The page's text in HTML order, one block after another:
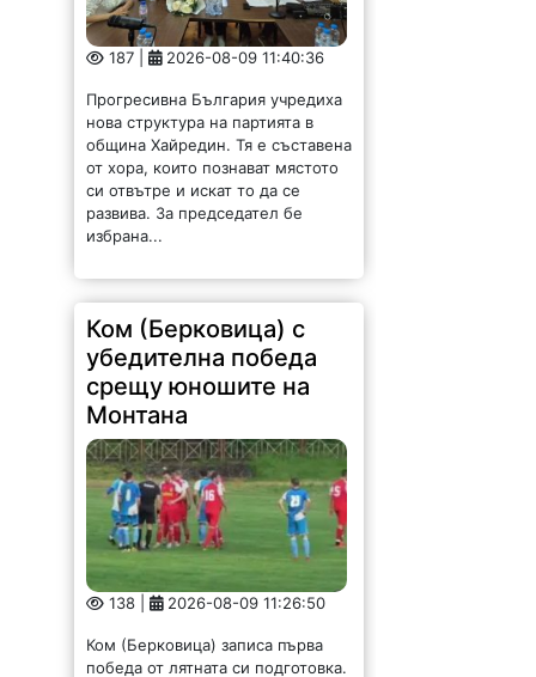
187 | 2026-08-09 11:40:36
Прогресивна България учредиха
нова структура на партията в
община Хайредин. Тя е съставена
от хора, които познават мястото
си отвътре и искат то да се
развива. За председател бе
избрана...
Ком (Берковица) с
убедителна победа
срещу юношите на
Монтана
138 | 2026-08-09 11:26:50
Ком (Берковица) записа първа
победа от лятната си подготовка.